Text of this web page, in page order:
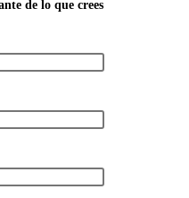
de lo que crees